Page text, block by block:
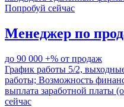
Попробуй сейчас
Менеджер по
до 90 000 +% от продаж
График работы 5/2,
работы; Возможность
выплата заработной платы
сейчас